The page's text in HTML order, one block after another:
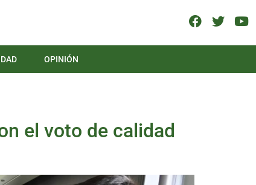
OPINIÓN
el voto de calidad